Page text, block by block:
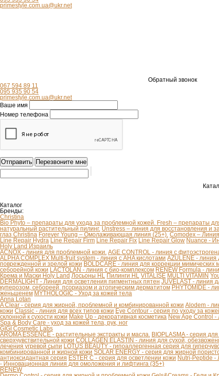
primestyle.com.ua@ukr.net
Обратный звонок
067 594 89 11
095 935 90 54
primestyle.com.ua@ukr.net
Ваше имя
Номер телефона
Каталог
Бренды:
Christina
Bio Phyto – препараты для ухода за проблемной кожей. Fresh – препараты
натуральный растительный пилинг. Unstress – линия для восстановления и
глаз Christina Forever Young – Омолаживающая линия (25+). Comodex –
Line Repair Hydra Line Repair Firm Line Repair Fix Line Repair Glow Nuance -
Holy Land Израиль
ACNOX - линия для проблемной кожи. AGE CONTROL - линия с
ALPHA COMPLEX Multi-fruit system - линия с AHA кислотами AZULENE - линия
поврежденной и зрелой кожи BOLDCARE - линия для коррекции мимических
себорейной кожи LACTOLAN - линия с био-комплексом RENEW Formula -
Крема и Маски Holy Land Лосьоны HL Пилинги HL VITALISE MULTI VITAMIN
DERMALIGHT - Линия для осветления пигментных пятен JUVELAST - линия
куперозом, себореей, псориазом и атопическим дерматитом PHYTOMIDE -
женьшенем MYTHOLOGIC - Уход за кожей тела
Anna Lotan
A Clear - серия для жирной, проблемной и комбинированной кожи Alodem -
кожи Classic - линия для всех типов кожи Eye Contour - серия по уходу за
склонной к сухости кожи Make Up - декоративная косметика New Age Control
Spa & Body Care - уход за кожей тела, рук, ног
GIGI Cosmetic Labs
AROMA ESSENCE - растительные экстракты и масла. BIOPLASMA - серия
сверхчувствительной кожи COLLAGEN ELASTIN - линия для сухой,
лечения угревой сыпи LOTUS BEAUTY - гипоаллергенная серия для
комбинированной и жирной кожи SOLAR ENERGY - серия для жирной
антиоксидантная серия ESTER C - серия для осветлении кожи Nutri-Peptide -
- Инновационная линия для омоложения и лифтинга (35+)
RENEW